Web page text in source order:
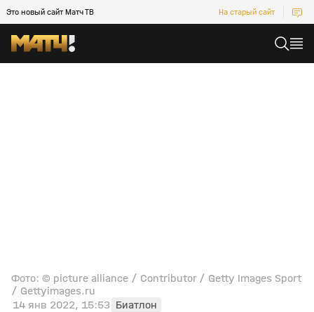
Это новый сайт Матч ТВ На старый сайт
Фото: © picture alliance / Contributor / Getty Images Sport
/ Gettyimages.ru
14 янв 2022, 15:53 Биатлон